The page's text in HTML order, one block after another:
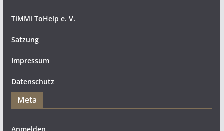
TiMMi ToHelp e. V.
Satzung
Impressum
Datenschutz
Meta